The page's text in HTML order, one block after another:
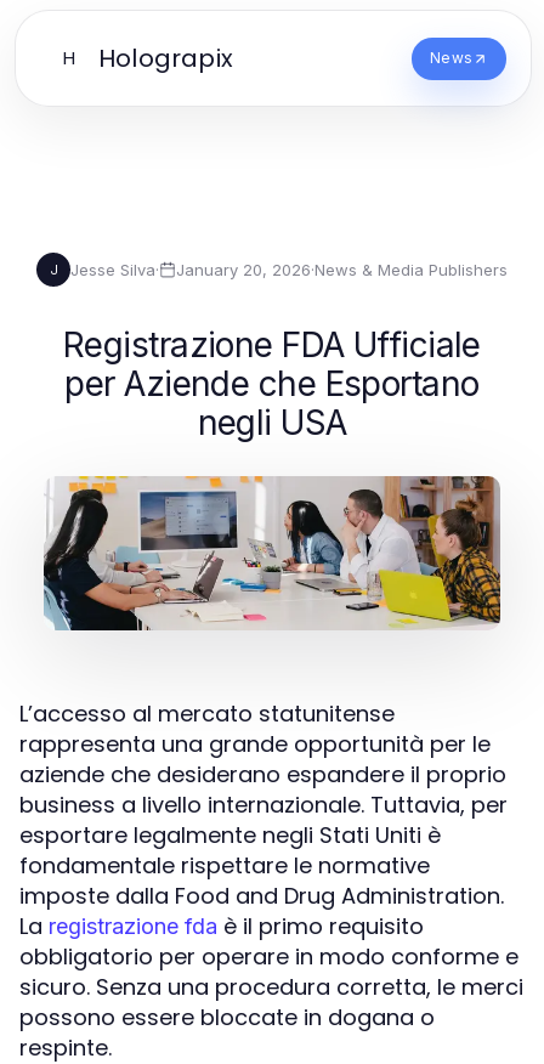
H Holograpix News
J Jesse Silva· January 20, 2026·News & Media Publishers
Registrazione FDA Ufficiale
per Aziende che Esportano
negli USA
L’accesso al mercato statunitense
rappresenta una grande opportunità per le
aziende che desiderano espandere il proprio
business a livello internazionale. Tuttavia, per
esportare legalmente negli Stati Uniti è
fondamentale rispettare le normative
imposte dalla Food and Drug Administration.
La registrazione fda è il primo requisito
obbligatorio per operare in modo conforme e
sicuro. Senza una procedura corretta, le merci
possono essere bloccate in dogana o
respinte.